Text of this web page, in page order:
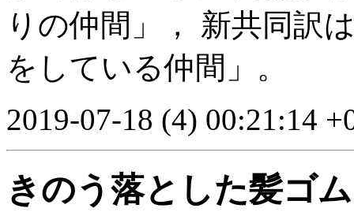
りの仲間」， 新共同訳
をしている仲間」。
2019-07-18 (4) 00:21:14
きのう落とした髪ゴ